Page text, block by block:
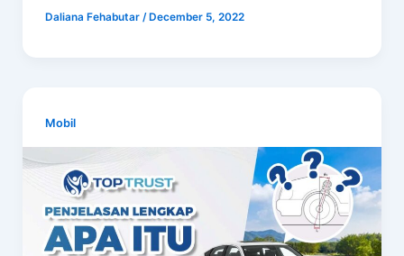
Daliana Fehabutar /December 5, 2022
Mobil